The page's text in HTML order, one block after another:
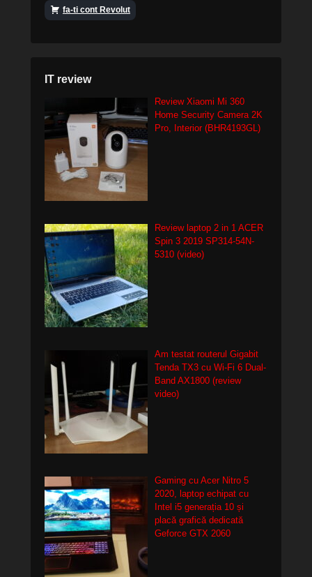
fa-ti cont Revolut
IT review
Review Xiaomi Mi 360
Home Security Camera 2K
Pro, Interior (BHR4193GL)
Review laptop 2 in 1 ACER
Spin 3 2019 SP314-54N-
5310 (video)
Am testat routerul Gigabit
Tenda TX3 cu Wi-Fi 6 Dual-
Band AX1800 (review
video)
Gaming cu Acer Nitro 5
2020, laptop echipat cu
Intel i5 generația 10 și
placă grafică dedicată
Geforce GTX 2060